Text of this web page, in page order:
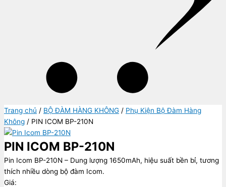
Trang chủ / BỘ ĐÀM HÀNG KHÔNG / Phụ Kiện Bộ Đàm Hàng
Không / PIN ICOM BP-210N
PIN ICOM BP-210N
Pin Icom BP-210N – Dung lượng 1650mAh, hiệu suất bền bỉ, tương
thích nhiều dòng bộ đàm Icom.
Giá: